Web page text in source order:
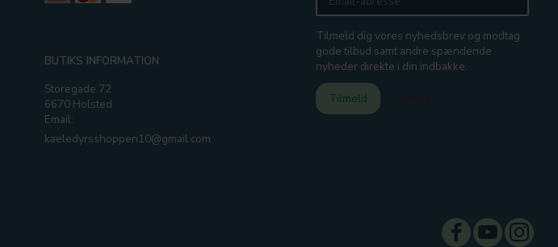
BUTIKS INFORMATION
Storegade 72
6670 Holsted
Email:
kaeledyrsshoppen10@gmail.com
adresse
Tilmeld dig vores nyhedsbrev og modtag
gode tilbud samt andre spændende
nyheder direkte i din indbakke.
Tilmeld